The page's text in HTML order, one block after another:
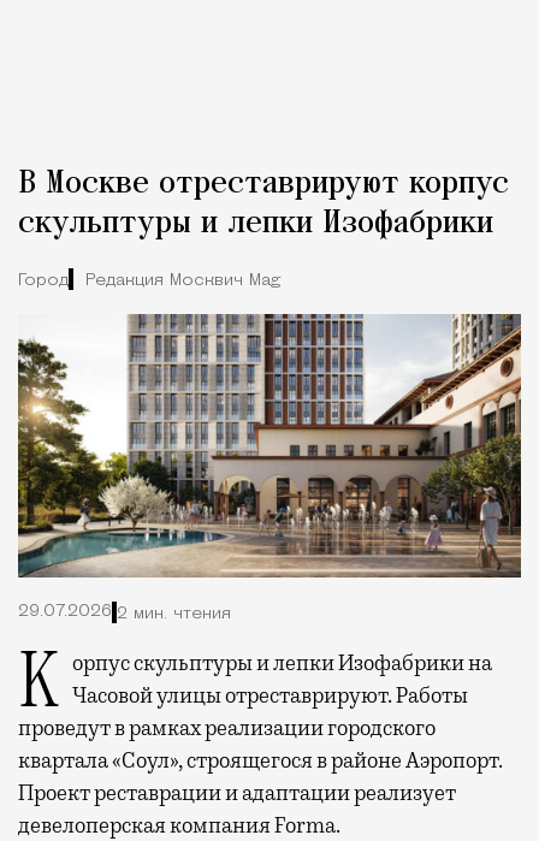
В Москве отреставрируют корпус
скульптуры и лепки Изофабрики
Город Редакция Москвич Mag
29.07.2026 2 мин. чтения
Корпус скульптуры и лепки Изофабрики на Часовой улицы отреставрируют. Работы
проведут в рамках реализации городского
квартала «Соул», строящегося в районе Аэропорт.
Проект реставрации и адаптации реализует
девелоперская компания Forma.